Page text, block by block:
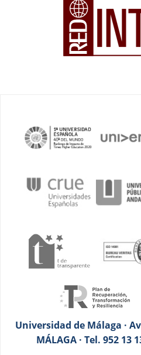
Universidad de Málaga ·
MÁLAGA · Tel. 952 13